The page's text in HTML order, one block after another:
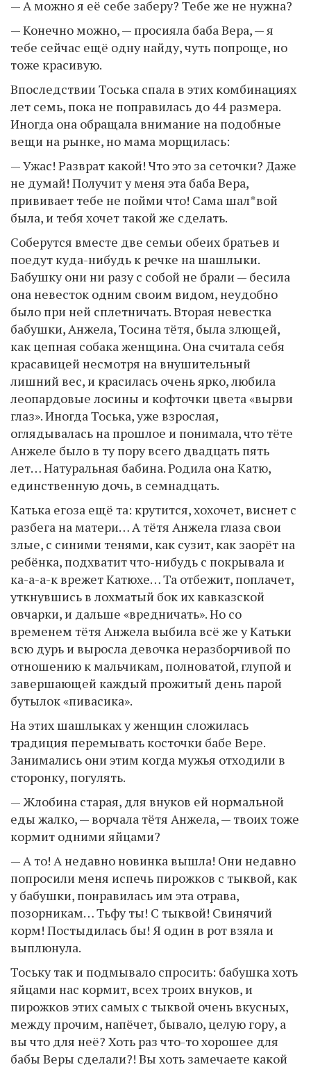
— А можно я её себе заберу? Тебе же не нужна?
— Конечно можно, — просияла баба Вера, — я
тебе сейчас ещё одну найду, чуть попроще, но
тоже красивую.
Впоследствии Тоська спала в этих комбинациях
лет семь, пока не поправилась до 44 размера.
Иногда она обращала внимание на подобные
вещи на рынке, но мама морщилась:
— Ужас! Разврат какой! Что это за сеточки? Даже
не думай! Получит у меня эта баба Вера,
прививает тебе не пойми что! Сама шал*вой
была, и тебя хочет такой же сделать.
Соберутся вместе две семьи обеих братьев и
поедут куда-нибудь к речке на шашлыки.
Бабушку они ни разу с собой не брали — бесила
она невесток одним своим видом, неудобно
было при ней сплетничать. Вторая невестка
бабушки, Анжела, Тосина тётя, была злющей,
как цепная собака женщина. Она считала себя
красавицей несмотря на внушительный
лишний вес, и красилась очень ярко, любила
леопардовые лосины и кофточки цвета «вырви
глаз». Иногда Тоська, уже взрослая,
оглядывалась на прошлое и понимала, что тёте
Анжеле было в ту пору всего двадцать пять
лет… Натуральная бабина. Родила она Катю,
единственную дочь, в семнадцать.
Катька егоза ещё та: крутится, хохочет, виснет с
разбега на матери… А тётя Анжела глаза свои
злые, с синими тенями, как сузит, как заорёт на
ребёнка, подхватит что-нибудь с покрывала и
ка-а-а-к врежет Катюхе… Та отбежит, поплачет,
уткнувшись в лохматый бок их кавказской
овчарки, и дальше «вредничать». Но со
временем тётя Анжела выбила всё же у Катьки
всю дурь и выросла девочка неразборчивой по
отношению к мальчикам, полноватой, глупой и
завершающей каждый прожитый день парой
бутылок «пивасика».
На этих шашлыках у женщин сложилась
традиция перемывать косточки бабе Вере.
Занимались они этим когда мужья отходили в
сторонку, погулять.
— Жлобина старая, для внуков ей нормальной
еды жалко, — ворчала тётя Анжела, — твоих тоже
кормит одними яйцами?
— А то! А недавно новинка вышла! Они недавно
попросили меня испечь пирожков с тыквой, как
у бабушки, понравилась им эта отрава,
позорникам… Тьфу ты! С тыквой! Свинячий
корм! Постыдилась бы! Я один в рот взяла и
выплюнула.
Тоську так и подмывало спросить: бабушка хоть
яйцами нас кормит, всех троих внуков, и
пирожков этих самых с тыквой очень вкусных,
между прочим, напёчет, бывало, целую гору, а
вы что для неё? Хоть раз что-то хорошее для
бабы Веры сделали?! Вы хоть замечаете какой